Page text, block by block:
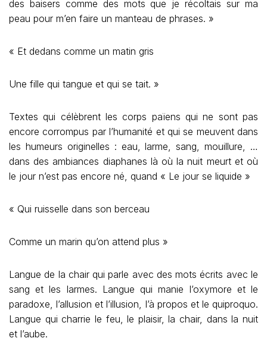
des baisers comme des mots que je récoltais sur ma
peau pour m’en faire un manteau de phrases. »
« Et dedans comme un matin gris
Une fille qui tangue et qui se tait. »
Textes qui célèbrent les corps païens qui ne sont pas
encore corrompus par l’humanité et qui se meuvent dans
les humeurs originelles : eau, larme, sang, mouillure, …
dans des ambiances diaphanes là où la nuit meurt et où
le jour n’est pas encore né, quand « Le jour se liquide »
« Qui ruisselle dans son berceau
Comme un marin qu’on attend plus »
Langue de la chair qui parle avec des mots écrits avec le
sang et les larmes. Langue qui manie l’oxymore et le
paradoxe, l’allusion et l’illusion, l’à propos et le quiproquo.
Langue qui charrie le feu, le plaisir, la chair, dans la nuit
et l’aube.